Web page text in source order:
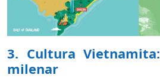
3. Cultura
milenar